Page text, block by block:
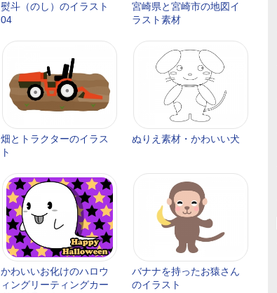
熨斗（のし）のイラスト
04
宮崎県と宮崎市の地図イ
ラスト素材
畑とトラクターのイラス
ト
ぬりえ素材・かわいい犬
かわいいお化けのハロウ
ィングリーティングカー
バナナを持ったお猿さん
のイラスト